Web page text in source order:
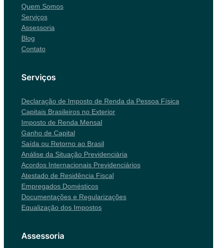
Quem Somos
Serviços
Assessoria
Blog
Contato
Serviços
Declaração de Imposto de Renda da Pessoa Física
Capitais Brasileiros no Exterior
Imposto de Renda Mensal
Ganho de Capital
Saída ou Retorno ao Brasil
Análise da Situação Previdenciária
Acordos Internacionais Previdenciários
Atestado de Residência Fiscal
Empregados Domésticos
Documentações e Regularizações
Equalização dos Impostos
Assessoria